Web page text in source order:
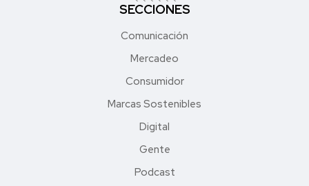
SECCIONES
Comunicación
Mercadeo
Consumidor
Marcas Sostenibles
Digital
Gente
Podcast